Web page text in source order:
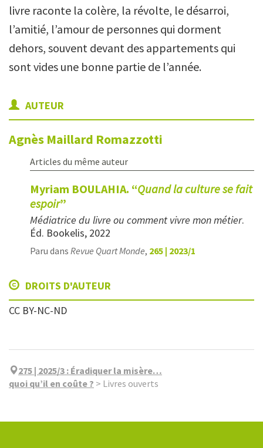
livre raconte la colère, la révolte, le désarroi,
l’amitié, l’amour de personnes qui dorment
dehors, souvent devant des appartements qui
sont vides une bonne partie de l’année.
AUTEUR
Agnès Maillard Romazzotti
Articles du même auteur
Myriam BOULAHIA. “Quand la culture se fait
espoir”
Médiatrice du livre ou comment vivre mon métier.
Éd. Bookelis, 2022
Paru dans Revue Quart Monde, 265 | 2023/1
DROITS D'AUTEUR
CC BY-NC-ND
275 | 2025/3 : Éradiquer la misère…
quoi qu’il en coûte ? > Livres ouverts